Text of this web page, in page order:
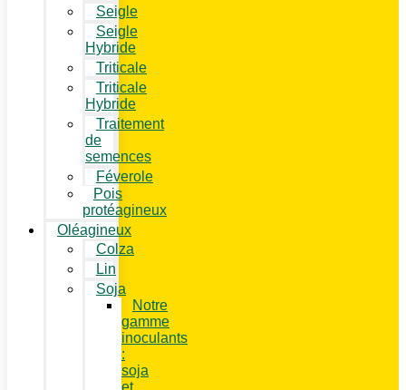
Seigle
Seigle
Hybride
Triticale
Triticale
Hybride
Traitement
de
semences
Féverole
Pois
protéagineux
Oléagineux
Colza
Lin
Soja
Notre
gamme
inoculants
:
soja
et